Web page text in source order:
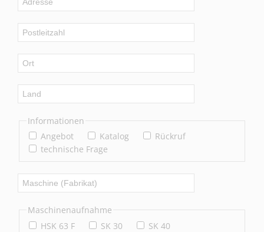
Informationen
Angebot
Katalog
Rückruf
technische Frage
Maschinenaufnahme
HSK 63 F
SK 30
SK 40